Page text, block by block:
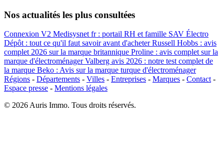
Nos actualités les plus consultées
Connexion V2 Medisysnet fr : portail RH et famille SAV Électro
Dépôt : tout ce qu'il faut savoir avant d'acheterRussell Hobbs : avis
complet 2026 sur la marque britannique Proline : avis complet sur la
marque d'électroménagerValberg avis 2026 : notre test complet de
la marque Beko : Avis sur la marque turque d'électroménager
Régions - Départements - Villes - Entreprises - Marques - Contact -
Espace presse - Mentions légales
© 2026 Auris Immo. Tous droits réservés.